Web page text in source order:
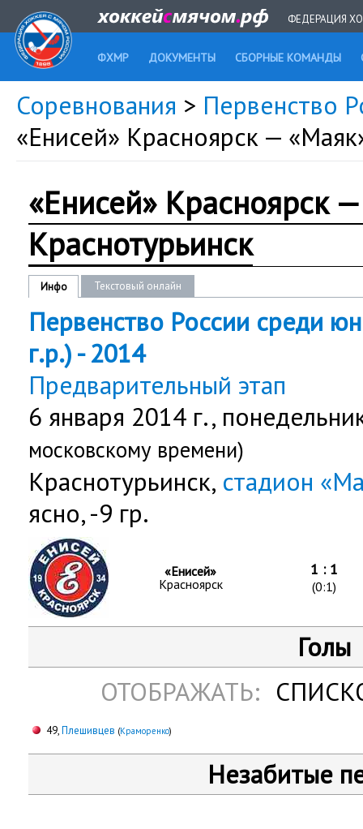
ФЕДЕРАЦИЯ
ФХМР ДОКУМЕНТЫ СБОРНЫЕ КОМАНДЫ
Соревнования > Первенство
«Енисей» Красноярск —
«Енисей» Красноярск
Краснотурьинск
Инфо Текстовый онлайн
Первенство России среди
г.р.) - 2014
Предварительный этап
6 января 2014 г.,
московскому времени)
Краснотурьинск, стадион
ясно, -9 гр.
«Енисей»
Красноярск
1 : 1
(0:1)
Голы
ОТОБРАЖАТЬ:
49,Плешивцев (Краморенко)
Незабитые